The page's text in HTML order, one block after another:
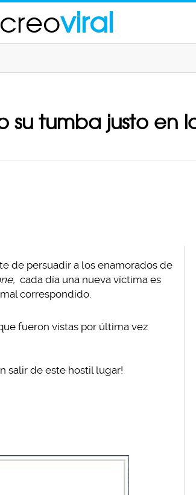
viral
tumba justo en
de persuadir a los enamorados de
cada día una nueva víctima es
correspondido.
fueron vistas por última vez
salir de este hostil lugar!